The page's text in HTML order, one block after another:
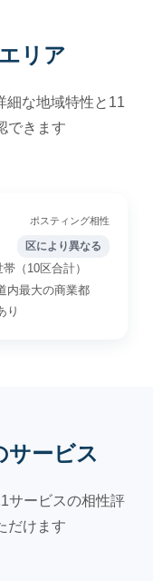
リア
細な地域特性と11
できます
ポスティング相性
区により異なる
（10区合計）
内最大の商業都
り
サービス
サービスの相性評
だけます